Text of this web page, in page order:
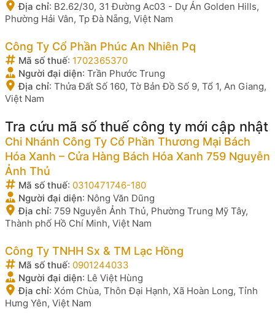
Địa chỉ: B2.62/30, 31 Đường Ac03 - Dự Án Golden Hills,
Phường Hải Vân, Tp Đà Nẵng, Việt Nam
Công Ty Cổ Phần Phúc An Nhiên Pq
Mã số thuế: 1702365370
Người đại diện: Trần Phước Trung
Địa chỉ: Thửa Đất Số 160, Tờ Bản Đồ Số 9, Tổ 1, An Giang,
Việt Nam
Tra cứu mã số thuế công ty mới cập nhật
Chi Nhánh Công Ty Cổ Phần Thương Mại Bách
Hóa Xanh – Cửa Hàng Bách Hóa Xanh 759 Nguyễn
Ảnh Thủ
Mã số thuế: 0310471746-180
Người đại diện: Nông Văn Dũng
Địa chỉ: 759 Nguyễn Ảnh Thủ, Phường Trung Mỹ Tây,
Thành phố Hồ Chí Minh, Việt Nam
Công Ty TNHH Sx & TM Lạc Hồng
Mã số thuế: 0901244033
Người đại diện: Lê Việt Hùng
Địa chỉ: Xóm Chùa, Thôn Đại Hạnh, Xã Hoàn Long, Tỉnh
Hưng Yên, Việt Nam